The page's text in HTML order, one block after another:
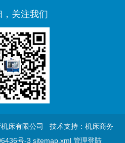
关注我们
床有限公司 技术支持： 机床商务
号-3 sitemap.xml 管理登陆